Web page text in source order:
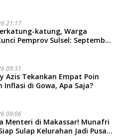
Adab
21:17
katung, Warga
Pemprov Sulsel: September
09:31
Azis Tekankan Empat Poin
Inflasi di Gowa, Apa Saja?
09:06
Menteri di Makassar! Munafri
Sulap Kelurahan Jadi Pusat